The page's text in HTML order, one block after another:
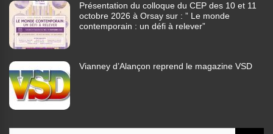
Présentation du colloque du CEP des 10 et 11
octobre 2026 à Orsay sur : ” Le monde
contemporain : un défi à relever”
Vianney d’Alançon reprend le magazine VSD